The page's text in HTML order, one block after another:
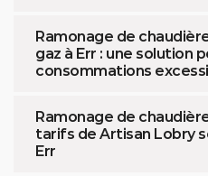
Ramonage de
gaz à Err : une solution
consommations
Ramonage de
tarifs de Artisan Lobry
Err